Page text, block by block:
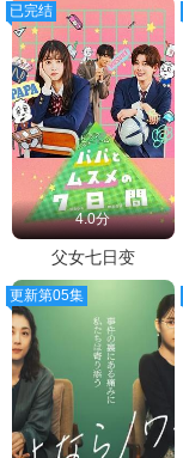
已完结
4.0分
父女七日变
更新第05集